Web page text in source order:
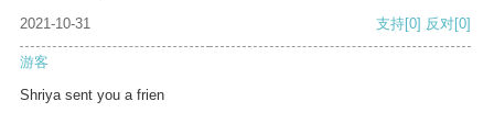
2021-10-31 支持[0] 反对[0]
游客
Shriya sent you a frien